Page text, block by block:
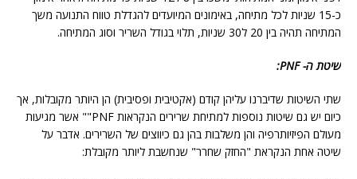
כ-15 שניות לכל מתיחה, באימונים המיועדים להגדלת טווח התנועה משך
המתיחה תהיה בין 20 ל30 שניות, תלוי בגודל השריר וסוג המתיחה.
שיטת ה-PNF
:
שתי השיטות שדיברנו עליהן קודם (אקטיבית ופסיבית) הן היותר מקובלות, אך
כיום יש גם שיטות נוספות למתיחת שרירים הנקראות PNF"" אשר מגיעות
מעולם הפיזיותרפיה והן משלבות בהן גם כיווצים של השרירים. אדבר על
שיטה אחת הנקראת "החזק שחרר" שנחשבת ליותר מקובלת: